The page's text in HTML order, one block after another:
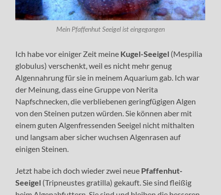
Mein Pfaffenhut Seeigel ist eingegangen
Ich habe vor einiger Zeit meine Kugel-Seeigel (Mespilia
globulus) verschenkt, weil es nicht mehr genug
Algennahrung für sie in meinem Aquarium gab. Ich war
der Meinung, dass eine Gruppe von Nerita
Napfschnecken, die verbliebenen geringfügigen Algen
von den Steinen putzen würden. Sie können aber mit
einem guten Algenfressenden Seeigel nicht mithalten
und langsam aber sicher wuchsen Algenrasen auf
einigen Steinen.
Jetzt habe ich doch wieder zwei neue Pfaffenhut-
Seeigel (Tripneustes gratilla) gekauft. Sie sind fleißig